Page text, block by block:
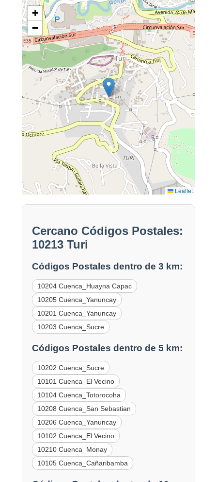
+
−
Leaflet
Cercano Códigos Postales:
10213 Turi
Códigos Postales dentro de 3 km:
10204 Cuenca_Huayna Capac
10205 Cuenca_Yanuncay
10201 Cuenca_Yanuncay
10203 Cuenca_Sucre
Códigos Postales dentro de 5 km:
10202 Cuenca_Sucre
10101 Cuenca_El Vecino
10104 Cuenca_Totorocoha
10208 Cuenca_San Sebastian
10206 Cuenca_Yanuncay
10102 Cuenca_El Vecino
10210 Cuenca_Monay
10105 Cuenca_Cañaribamba